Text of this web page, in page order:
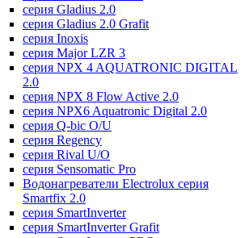
серия Gladius 2.0
серия Gladius 2.0 Grafit
серия Inoxis
серия Major LZR 3
серия NPX 4 AQUATRONIC DIGITAL
2.0
серия NPX 8 Flow Active 2.0
серия NPX6 Aquatronic Digital 2.0
серия Q-bic O/U
серия Regency
серия Rival U/О
серия Sensomatic Pro
Водонагреватели Electrolux серия
Smartfix 2.0
серия SmartInverter
серия SmartInverter Grafit